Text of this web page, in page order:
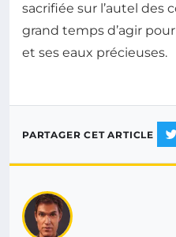
sacrifiée sur l’autel des
grand temps d’agir
et ses eaux précieuses.
PARTAGER CET ARTICLE